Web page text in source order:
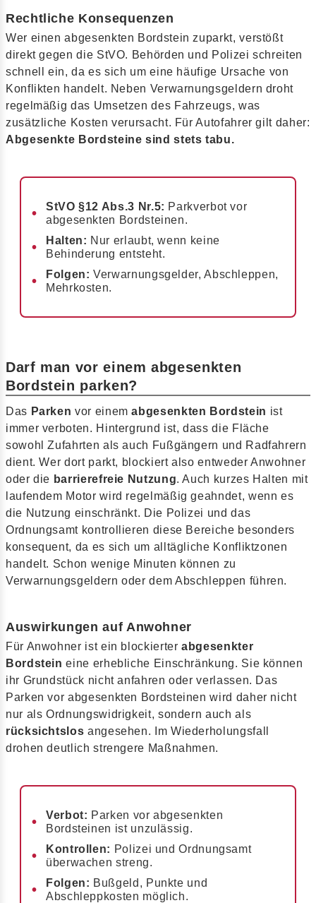
Rechtliche Konsequenzen
Wer einen abgesenkten Bordstein zuparkt, verstößt
direkt gegen die StVO. Behörden und Polizei schreiten
schnell ein, da es sich um eine häufige Ursache von
Konflikten handelt. Neben Verwarnungsgeldern droht
regelmäßig das Umsetzen des Fahrzeugs, was
zusätzliche Kosten verursacht. Für Autofahrer gilt daher:
Abgesenkte Bordsteine sind stets tabu.
StVO §12 Abs.3 Nr.5: Parkverbot vor
abgesenkten Bordsteinen.
Halten: Nur erlaubt, wenn keine
Behinderung entsteht.
Folgen: Verwarnungsgelder, Abschleppen,
Mehrkosten.
Darf man vor einem abgesenkten
Bordstein parken?
Das Parken vor einemabgesenkten Bordstein ist
immer verboten. Hintergrund ist, dass die Fläche
sowohl Zufahrten als auch Fußgängern und Radfahrern
dient. Wer dort parkt, blockiert also entweder Anwohner
oder die barrierefreie Nutzung. Auch kurzes Halten mit
laufendem Motor wird regelmäßig geahndet, wenn es
die Nutzung einschränkt. Die Polizei und das
Ordnungsamt kontrollieren diese Bereiche besonders
konsequent, da es sich um alltägliche Konfliktzonen
handelt. Schon wenige Minuten können zu
Verwarnungsgeldern oder dem Abschleppen führen.
Auswirkungen auf Anwohner
Für Anwohner ist ein blockierterabgesenkter
Bordstein eine erhebliche Einschränkung. Sie können
ihr Grundstück nicht anfahren oder verlassen. Das
Parken vor abgesenkten Bordsteinen wird daher nicht
nur als Ordnungswidrigkeit, sondern auch als
rücksichtslos angesehen. Im Wiederholungsfall
drohen deutlich strengere Maßnahmen.
Verbot: Parken vor abgesenkten
Bordsteinen ist unzulässig.
Kontrollen: Polizei und Ordnungsamt
überwachen streng.
Folgen: Bußgeld, Punkte und
Abschleppkosten möglich.